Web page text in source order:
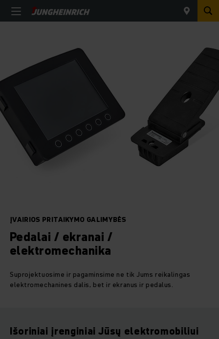
ĮVAIRIOS PRITAIKYMO GALIMYBĖS
Pedalai / ekranai /
elektromechanika
Suprojektuosime ir pagaminsime ne tik Jums reikalingas
elektromechanines dalis, bet ir ekranus ir pedalus.
Išoriniai įrenginiai Jūsų elektromobiliui